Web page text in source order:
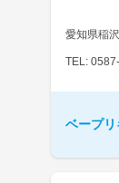
愛知県稲
TEL:
ベープ